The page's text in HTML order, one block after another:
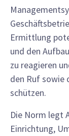
Ermittlung
und den
zu reagieren
den Ruf sowie
schützen.
Die Norm legt
Einrichtung,